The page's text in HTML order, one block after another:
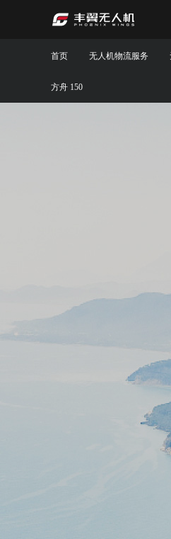
首页 无人机物流服务
方舟 150